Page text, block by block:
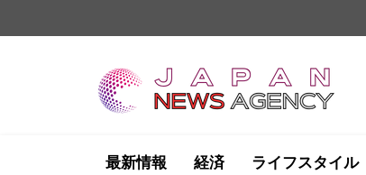
最新情報 経済 ライフスタイル